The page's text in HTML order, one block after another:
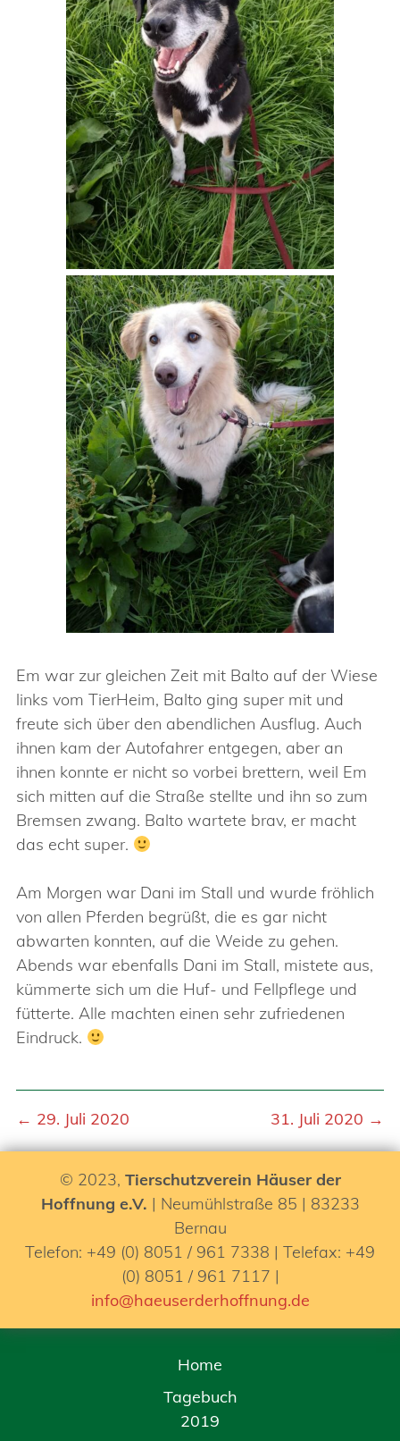
Em war zur gleichen Zeit mit Balto auf der Wiese
links vom TierHeim, Balto ging super mit und
freute sich über den abendlichen Ausflug. Auch
ihnen kam der Autofahrer entgegen, aber an
ihnen konnte er nicht so vorbei brettern, weil Em
sich mitten auf die Straße stellte und ihn so zum
Bremsen zwang. Balto wartete brav, er macht
das echt super.
Am Morgen war Dani im Stall und wurde fröhlich
von allen Pferden begrüßt, die es gar nicht
abwarten konnten, auf die Weide zu gehen.
Abends war ebenfalls Dani im Stall, mistete aus,
kümmerte sich um die Huf- und Fellpflege und
fütterte. Alle machten einen sehr zufriedenen
Eindruck.
← 29. Juli 2020 31. Juli 2020 →
© 2023, Tierschutzverein Häuser der
Hoffnung e.V. | Neumühlstraße 85 | 83233
Bernau
Telefon: +49 (0) 8051 / 961 7338 | Telefax: +49
(0) 8051 / 961 7117 |
info@haeuserderhoffnung.de
Home
Tagebuch
2019